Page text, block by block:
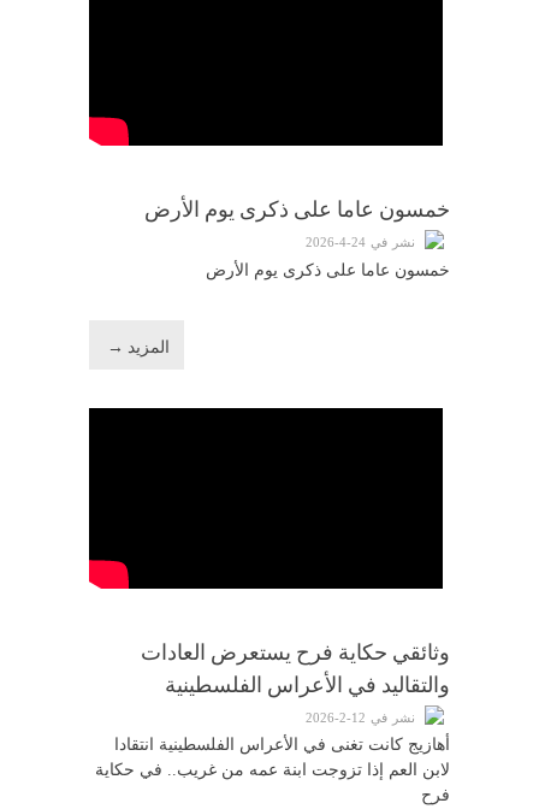
خمسون عاما على ذكرى يوم الأرض
نشر في 24-4-2026
خمسون عاما على ذكرى يوم الأرض
المزيد →
وثائقي حكاية فرح يستعرض العادات
والتقاليد في الأعراس الفلسطينية
نشر في 12-2-2026
أهازيج كانت تغنى في الأعراس الفلسطينية انتقادا
لابن العم إذا تزوجت ابنة عمه من غريب.. في حكاية
فرح